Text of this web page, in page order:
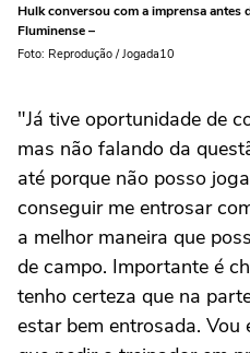
Hulk conversou com a imprensa antes
Fluminense –
Foto: Reprodução / Jogada10
"Já tive oportunidade de
mas não falando da
até porque não posso
conseguir me entrosar
a melhor maneira que
de campo. Importante é
tenho certeza que na
estar bem entrosada.